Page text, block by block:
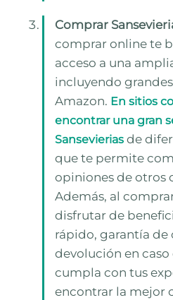
Comprar
comprar online te
acceso a una
incluyendo
Amazon. En sitios
encontrar una gran
Sansevierias de
que te permite
opiniones de otros
Además, al
disfrutar de
rápido, garantía de
devolución en
cumpla con tus
encontrar la mejor